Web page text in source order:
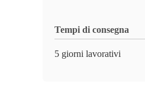
Tempi di consegna
5 giorni lavorativi